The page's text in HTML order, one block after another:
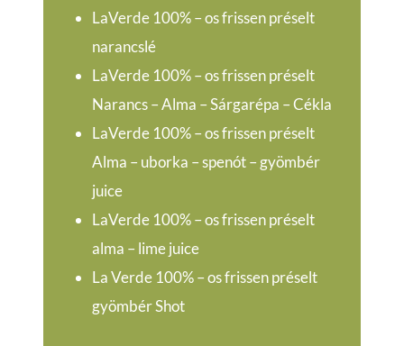
LaVerde 100% – os frissen préselt
narancslé
LaVerde 100% – os frissen préselt
Narancs – Alma – Sárgarépa – Cékla
LaVerde 100% – os frissen préselt
Alma – uborka – spenót – gyömbér
juice
LaVerde 100% – os frissen préselt
alma – lime juice
La Verde 100% – os frissen préselt
gyömbér Shot